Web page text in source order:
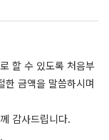
할 수 있도록 처음부
한 금액을 말씀하시며
감사드립니다.